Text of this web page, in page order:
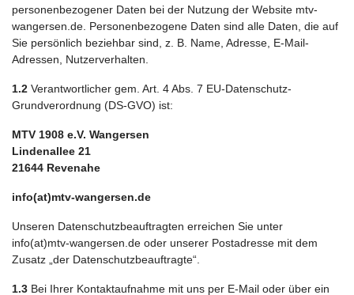
personenbezogener Daten bei der Nutzung der Website mtv-
wangersen.de. Personenbezogene Daten sind alle Daten, die auf
Sie persönlich beziehbar sind, z. B. Name, Adresse, E-Mail-
Adressen, Nutzerverhalten.
1.2 Verantwortlicher gem. Art. 4 Abs. 7 EU-Datenschutz-
Grundverordnung (DS-GVO) ist:
MTV 1908 e.V. Wangersen
Lindenallee 21
21644 Revenahe
info(at)mtv-wangersen.de
Unseren Datenschutzbeauftragten erreichen Sie unter
info(at)mtv-wangersen.de oder unserer Postadresse mit dem
Zusatz „der Datenschutzbeauftragte“.
1.3 Bei Ihrer Kontaktaufnahme mit uns per E-Mail oder über ein